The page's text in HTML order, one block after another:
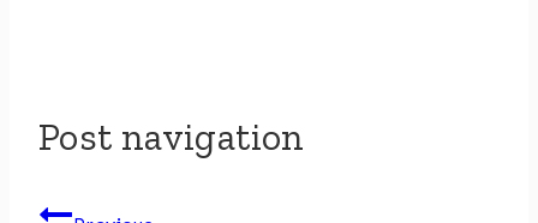
Post navigation